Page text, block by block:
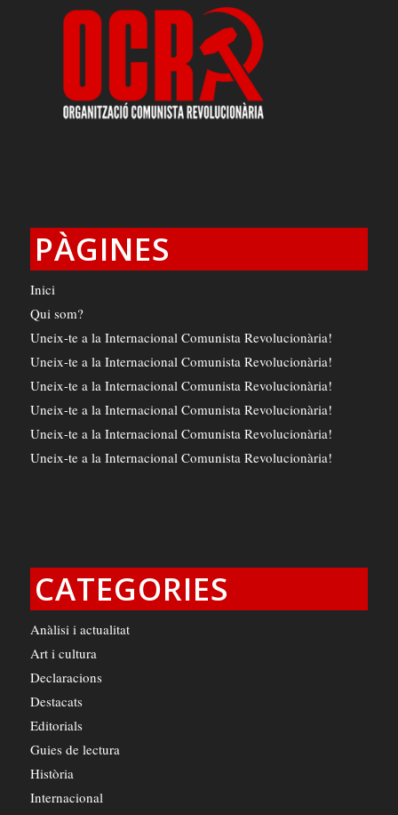
PÀGINES
Inici
Qui som?
Uneix-te a la Internacional Comunista Revolucionària!
Uneix-te a la Internacional Comunista Revolucionària!
Uneix-te a la Internacional Comunista Revolucionària!
Uneix-te a la Internacional Comunista Revolucionària!
Uneix-te a la Internacional Comunista Revolucionària!
Uneix-te a la Internacional Comunista Revolucionària!
CATEGORIES
Anàlisi i actualitat
Art i cultura
Declaracions
Destacats
Editorials
Guies de lectura
Història
Internacional